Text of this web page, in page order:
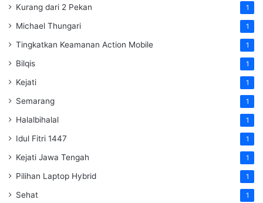
Kurang dari 2 Pekan 1
Michael Thungari 1
Tingkatkan Keamanan Action Mobile 1
Bilqis 1
Kejati 1
Semarang 1
Halalbihalal 1
Idul Fitri 1447 1
Kejati Jawa Tengah 1
Pilihan Laptop Hybrid 1
Sehat 1